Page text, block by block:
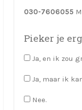
030-7606055
Pieker je
Ja, en ik zou
Ja, maar ik
Nee.